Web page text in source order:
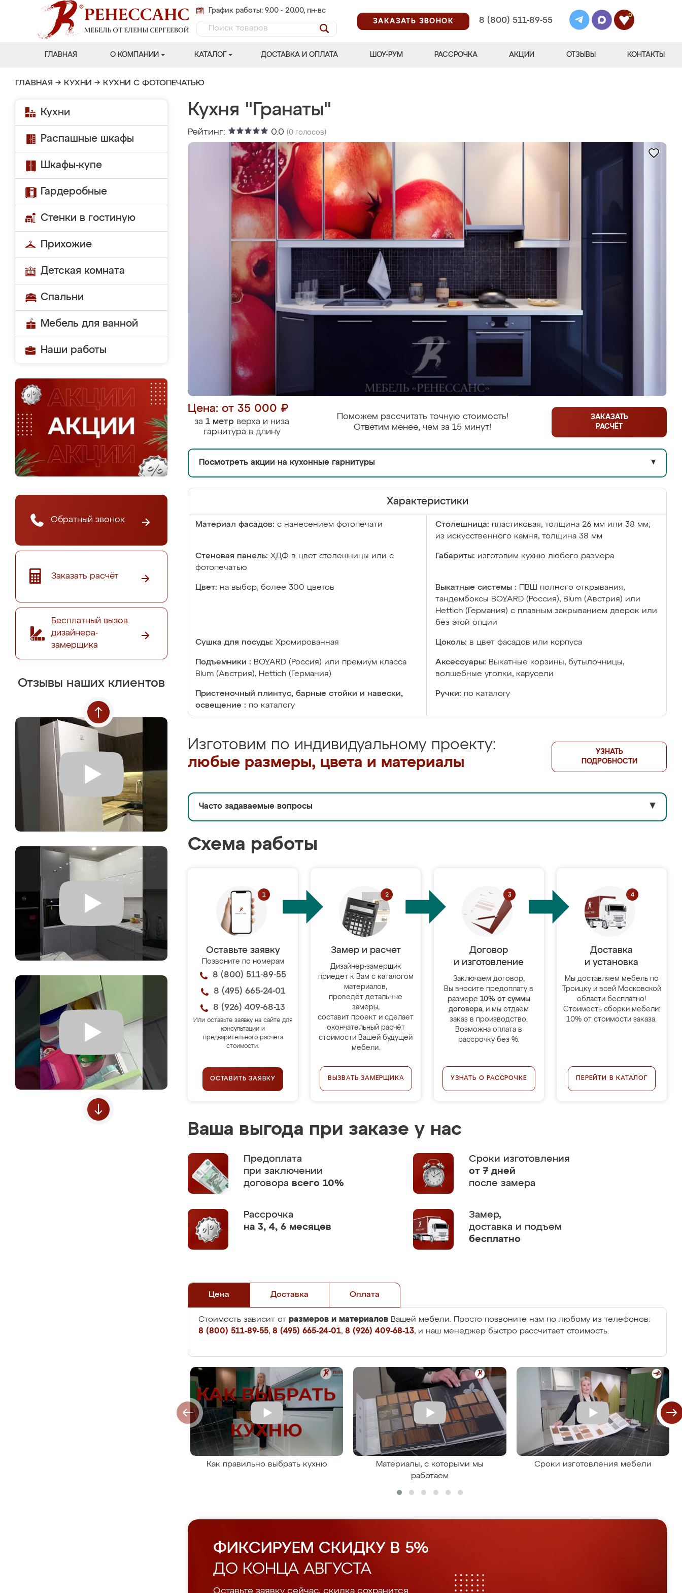
График работы: 9.00 - 20.00, пн-вс
ЗАКАЗАТЬ ЗВОНОК
8 (800) 511-89-55
0
ГЛАВНАЯ О КОМПАНИИ КАТАЛОГ ДОСТАВКА И ОПЛАТА ШОУ-РУМ РАССРОЧКА АКЦИИ ОТЗЫВЫ КОНТАКТЫ
ГЛАВНАЯ → КУХНИ → КУХНИ С ФОТОПЕЧАТЬЮ
Кухни
Распашные шкафы
Шкафы-купе
Гардеробные
Стенки в гостиную
Прихожие
Детская комната
Спальни
Мебель для ванной
Наши работы
Обратный звонок
Заказать расчёт
Бесплатный вызов
дизайнера-
замерщика
Отзывы наших клиентов
Кухня "Гранаты"
Рейтинг: 0.0 (0 голосов)
Цена: от 35 000 ₽
за 1 метр верха и низа
гарнитура в длину
Поможем рассчитать точную стоимость!
Ответим менее, чем за 15 минут!
ЗАКАЗАТЬ
РАСЧЁТ
Посмотреть акции на кухонные гарнитуры ▼
Характеристики
Материал фасадов: с нанесением фотопечати Столешница: пластиковая, толщина 26 мм или 38 мм;
из искусственного камня, толщина 38 мм
Стеновая панель: ХДФ в цвет столешницы или с
фотопечатью
Габариты: изготовим кухню любого размера
Цвет: на выбор, более 300 цветов Выкатные системы :
ПВШ полного открывания,
тандембоксы BOYARD (Россия), Blum (Австрия) или
Hettich (Германия) с плавным закрыванием дверок или
без этой опции
Сушка для посуды: Хромированная Цоколь: в цвет фасадов или корпуса
Подъемники : BOYARD (Россия) или премиум класса
Blum (Австрия), Hettich (Германия)
Аксессуары: Выкатные корзины, бутылочницы,
волшебные уголки, карусели
Пристеночный плинтус, барные стойки и навески,
освещение : по каталогу
Ручки: по каталогу
Изготовим по индивидуальному проекту:
любые размеры, цвета и материалы
УЗНАТЬ
ПОДРОБНОСТИ
Часто задаваемые вопросы ▼
Схема работы
Оставьте заявку
Позвоните по номерам
8 (800) 511-89-55
8 (495) 665-24-01
8 (926) 409-68-13
Или оставьте заявку на сайте для
консультации и
предварительного расчёта
стоимости.
ОСТАВИТЬ ЗАЯВКУ
Замер и расчет
Дизайнер-замерщик
приедет к Вам с каталогом
материалов,
проведёт детальные
замеры,
составит проект и сделает
окончательный расчёт
стоимости Вашей будущей
мебели.
ВЫЗВАТЬ ЗАМЕРЩИКА
Договор
и изготовление
Заключаем договор,
Вы вносите предоплату в
размере 10% от суммы
договора, и мы отдаём
заказ в производство.
Возможна оплата в
рассрочку без %.
УЗНАТЬ О РАССРОЧКЕ
Доставка
и установка
Мы доставляем мебель по
Троицку и всей Московской
области бесплатно!
Стоимость сборки мебели:
10% от стоимости заказа.
ПЕРЕЙТИ В КАТАЛОГ
Ваша выгода при заказе у нас
Предоплата
при заключении
договора всего 10%
Сроки изготовления
от 7 дней
после замера
Рассрочка
на 3, 4, 6 месяцев
Замер,
доставка и подъем
бесплатно
Цена Доставка Оплата
Стоимость зависит от размеров и материалов Вашей мебели. Просто позвоните нам по любому из телефонов:
8 (800) 511-89-55, 8 (495) 665-24-01, 8 (926) 409-68-13, и наш менеджер быстро рассчитает стоимость.
Как правильно выбрать кухню
Материалы, с которыми мы
работаем
Сроки изготовления мебели
ФИКСИРУЕМ СКИДКУ В 5%
ДО КОНЦА АВГУСТА
Оставьте заявку сейчас, скидка сохранится.